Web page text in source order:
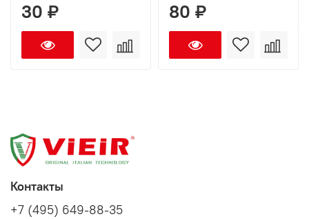
30 ₽ 80 ₽
Контакты
+7 (495) 649-88-35